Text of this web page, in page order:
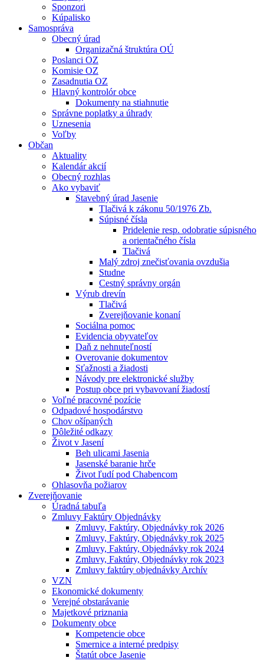
Sponzori
Kúpalisko
Samospráva
Obecný úrad
Organizačná štruktúra OÚ
Poslanci OZ
Komisie OZ
Zasadnutia OZ
Hlavný kontrolór obce
Dokumenty na stiahnutie
Správne poplatky a úhrady
Uznesenia
Voľby
Občan
Aktuality
Kalendár akcií
Obecný rozhlas
Ako vybaviť
Stavebný úrad Jasenie
Tlačivá k zákonu 50/1976 Zb.
Súpisné čísla
Pridelenie resp. odobratie súpisného
a orientačného čísla
Tlačivá
Malý zdroj znečisťovania ovzdušia
Studne
Cestný správny orgán
Výrub drevín
Tlačivá
Zverejňovanie konaní
Sociálna pomoc
Evidencia obyvateľov
Daň z nehnuteľností
Overovanie dokumentov
Sťažnosti a žiadosti
Návody pre elektronické služby
Postup obce pri vybavovaní žiadostí
Voľné pracovné pozície
Odpadové hospodárstvo
Chov ošípaných
Dôležité odkazy
Život v Jasení
Beh ulicami Jasenia
Jasenské baranie hrče
Život ľudí pod Chabencom
Ohlasovňa požiarov
Zverejňovanie
Úradná tabuľa
Zmluvy Faktúry Objednávky
Zmluvy, Faktúry, Objednávky rok 2026
Zmluvy, Faktúry, Objednávky rok 2025
Zmluvy, Faktúry, Objednávky rok 2024
Zmluvy, Faktúry, Objednávky rok 2023
Zmluvy faktúry objednávky Archív
VZN
Ekonomické dokumenty
Verejné obstarávanie
Majetkové priznania
Dokumenty obce
Kompetencie obce
Smernice a interné predpisy
Štatút obce Jasenie